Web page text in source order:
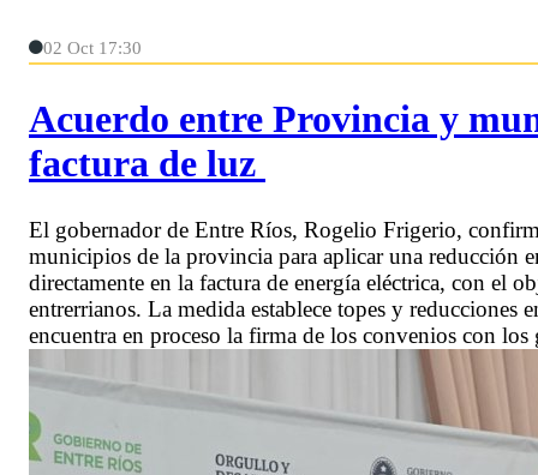
02 Oct 17:30
Acuerdo entre Provincia y
factura de luz
El gobernador de Entre Ríos, Rogelio Frigerio,
municipios de la provincia para aplicar una reducción
directamente en la factura de energía eléctrica, con el
entrerrianos. La medida establece topes y reducciones
encuentra en proceso la firma de los convenios con